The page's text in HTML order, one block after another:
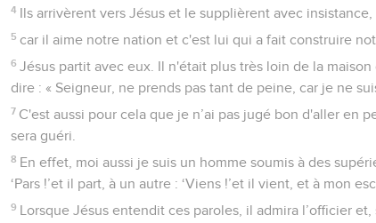
4 Ils arrivèrent vers Jésus et le supplièrent avec
5 car il aime notre nation et c'est lui qui a fait construire
6 Jésus partit avec eux. Il n'était plus très loin de la
dire : « Seigneur, ne prends pas tant de peine, car je ne
7 C'est aussi pour cela que je n’ai pas jugé bon d'aller en
sera guéri.
8 En effet, moi aussi je suis un homme soumis à des
‘Pars !’et il part, à un autre : ‘Viens !’et il vient, et à mon
9 Lorsque Jésus entendit ces paroles, il admira l’officier